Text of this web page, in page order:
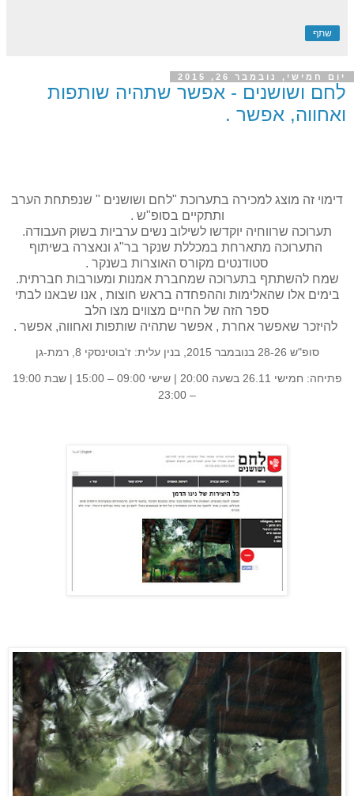
שתף
יום חמישי, נובמבר 26, 2015
לחם ושושנים - אפשר שתהיה שותפות
ואחווה, אפשר .
דימוי זה מוצג למכירה בתערוכת "לחם ושושנים " שנפתחת הערב
ותתקיים בסופ"ש .
תערוכה שרווחיה יוקדשו לשילוב נשים ערביות בשוק העבודה.
התערוכה מתארחת במכללת שנקר בר"ג ונאצרה בשיתוף
סטודנטים מקורס האוצרות בשנקר .
שמח להשתתף בתערוכה שמחברת אמנות ומעורבות חברתית.
בימים אלו שהאלימות וההפחדה בראש חוצות , אנו שבאנו לבתי
ספר הזה של החיים מצווים מצו הלב
להיזכר שאפשר אחרת , אפשר שתהיה שותפות ואחווה, אפשר .
סופ"ש 28-26 בנובמבר 2015, בנין עלית: ז'בוטינסקי 8, רמת-גן
פתיחה: חמישי 26.11 בשעה 20:00 | שישי 09:00 – 15:00 | שבת 19:00
– 23:00